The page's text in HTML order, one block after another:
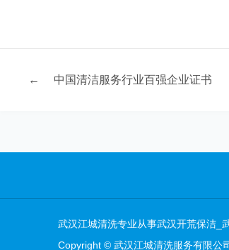
← 中国清洁服务行业百强企业证书
武汉江城清洗专业从事武汉开荒保洁_
Copyright © 武汉江城清洗服务有限公